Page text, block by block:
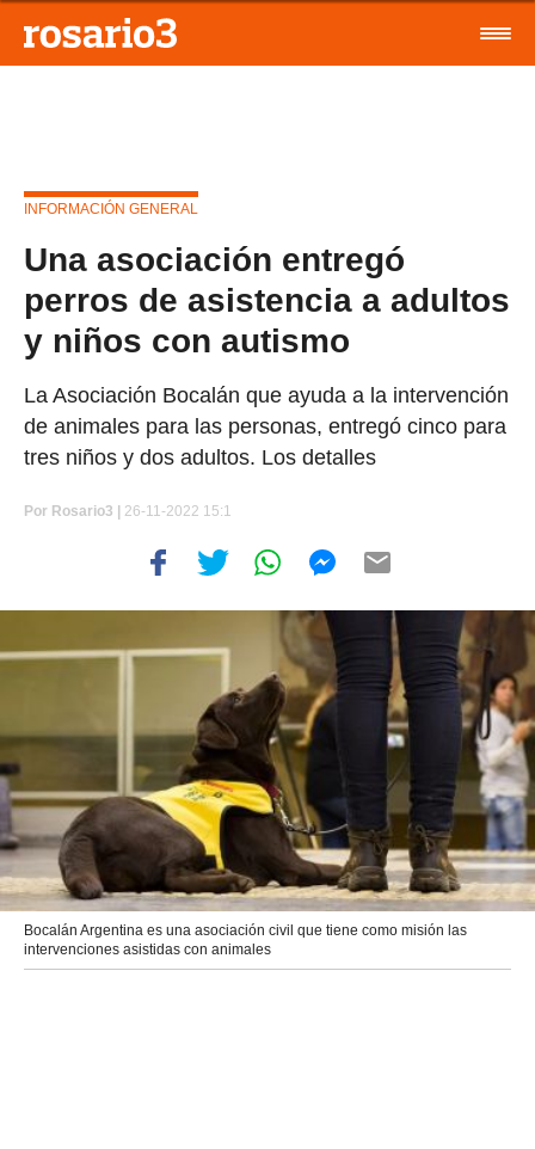
INFORMACIÓN GENERAL
Una asociación entregó
perros de asistencia a adultos
y niños con autismo
La Asociación Bocalán que ayuda a la intervención
de animales para las personas, entregó cinco para
tres niños y dos adultos. Los detalles
Por Rosario3 | 26-11-2022 15:1
Bocalán Argentina es una asociación civil que tiene como misión las
intervenciones asistidas con animales